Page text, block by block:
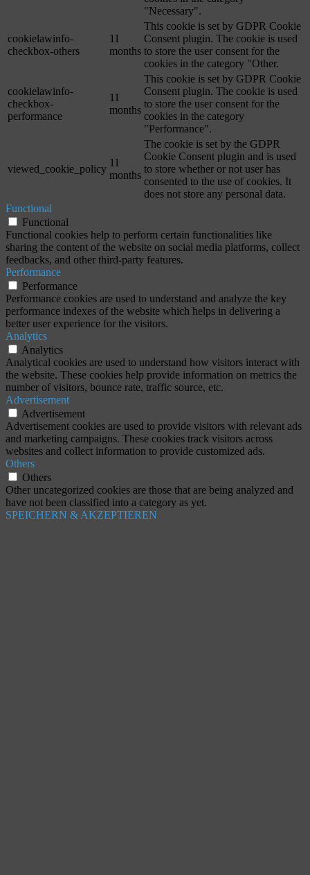
"Necessary".
cookielawinfo-
checkbox-others
11
months
This cookie is set by GDPR Cookie
Consent plugin. The cookie is used
to store the user consent for the
cookies in the category "Other.
cookielawinfo-
checkbox-
performance
11
months
This cookie is set by GDPR Cookie
Consent plugin. The cookie is used
to store the user consent for the
cookies in the category
"Performance".
viewed_cookie_policy
11
months
The cookie is set by the GDPR
Cookie Consent plugin and is used
to store whether or not user has
consented to the use of cookies. It
does not store any personal data.
Functional
Functional
Functional cookies help to perform certain functionalities like
sharing the content of the website on social media platforms, collect
feedbacks, and other third-party features.
Performance
Performance
Performance cookies are used to understand and analyze the key
performance indexes of the website which helps in delivering a
better user experience for the visitors.
Analytics
Analytics
Analytical cookies are used to understand how visitors interact with
the website. These cookies help provide information on metrics the
number of visitors, bounce rate, traffic source, etc.
Advertisement
Advertisement
Advertisement cookies are used to provide visitors with relevant ads
and marketing campaigns. These cookies track visitors across
websites and collect information to provide customized ads.
Others
Others
Other uncategorized cookies are those that are being analyzed and
have not been classified into a category as yet.
SPEICHERN & AKZEPTIEREN